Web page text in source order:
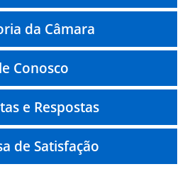
da Câmara
Conosco
e Respostas
de Satisfação